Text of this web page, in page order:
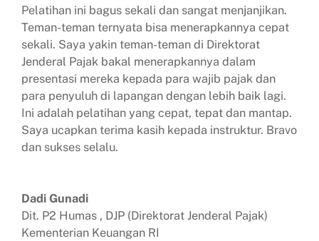
Coaching & Mentoring
Training for Trainers (TFT)
Public Speaking
Service Excellence
Salesmanship
Problem Solving
Speed Reading
Download Proposal
Presenta Academy
Pelatihan ini bagus sekali dan sangat menjanjikan.
Teman-teman ternyata bisa menerapkannya cepat
sekali. Saya yakin teman-teman di Direktorat
Jenderal Pajak bakal menerapkannya dalam
presentasi mereka kepada para wajib pajak dan
para penyuluh di lapangan dengan lebih baik lagi.
Ini adalah pelatihan yang cepat, tepat dan mantap.
Saya ucapkan terima kasih kepada instruktur. Bravo
dan sukses selalu.
Dadi Gunadi
Dit. P2 Humas , DJP (Direktorat Jenderal Pajak)
Kementerian Keuangan RI